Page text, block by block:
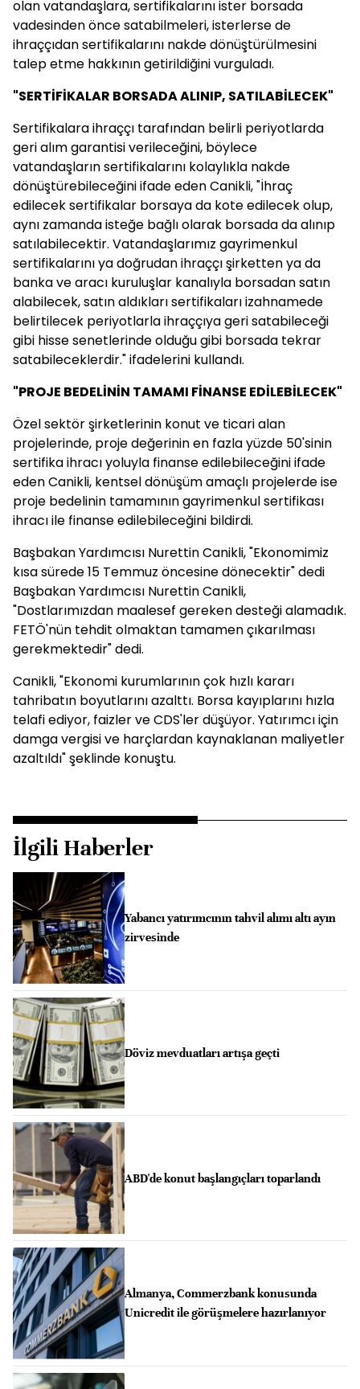
olan vatandaşlara, sertifikalarını ister borsada
vadesinden önce satabilmeleri, isterlerse de
ihraççıdan sertifikalarını nakde dönüştürülmesini
talep etme hakkının getirildiğini vurguladı.
"SERTİFİKALAR BORSADA ALINIP, SATILABİLECEK"
Sertifikalara ihraççı tarafından belirli periyotlarda
geri alım garantisi verileceğini, böylece
vatandaşların sertifikalarını kolaylıkla nakde
dönüştürebileceğini ifade eden Canikli, "İhraç
edilecek sertifikalar borsaya da kote edilecek olup,
aynı zamanda isteğe bağlı olarak borsada da alınıp
satılabilecektir. Vatandaşlarımız gayrimenkul
sertifikalarını ya doğrudan ihraççı şirketten ya da
banka ve aracı kuruluşlar kanalıyla borsadan satın
alabilecek, satın aldıkları sertifikaları izahnamede
belirtilecek periyotlarla ihraççıya geri satabileceği
gibi hisse senetlerinde olduğu gibi borsada tekrar
satabileceklerdir." ifadelerini kullandı.
"PROJE BEDELİNİN TAMAMI FİNANSE EDİLEBİLECEK"
Özel sektör şirketlerinin konut ve ticari alan
projelerinde, proje değerinin en fazla yüzde 50'sinin
sertifika ihracı yoluyla finanse edilebileceğini ifade
eden Canikli, kentsel dönüşüm amaçlı projelerde ise
proje bedelinin tamamının gayrimenkul sertifikası
ihracı ile finanse edilebileceğini bildirdi.
Başbakan Yardımcısı Nurettin Canikli, "Ekonomimiz
kısa sürede 15 Temmuz öncesine dönecektir" dedi
Başbakan Yardımcısı Nurettin Canikli,
"Dostlarımızdan maalesef gereken desteği alamadık.
FETÖ'nün tehdit olmaktan tamamen çıkarılması
gerekmektedir" dedi.
Canikli, "Ekonomi kurumlarının çok hızlı kararı
tahribatın boyutlarını azalttı. Borsa kayıplarını hızla
telafi ediyor, faizler ve CDS'ler düşüyor. Yatırımcı için
damga vergisi ve harçlardan kaynaklanan maliyetler
azaltıldı" şeklinde konuştu.
İlgili Haberler
Yabancı yatırımcının tahvil alımı altı ayın
zirvesinde
Döviz mevduatları artışa geçti
ABD'de konut başlangıçları toparlandı
Almanya, Commerzbank konusunda
Unicredit ile görüşmelere hazırlanıyor